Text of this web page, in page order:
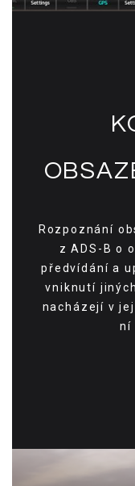
Rozpoznání
z ADS-B o
předvídání a
vniknutí
nacházejí v
ní